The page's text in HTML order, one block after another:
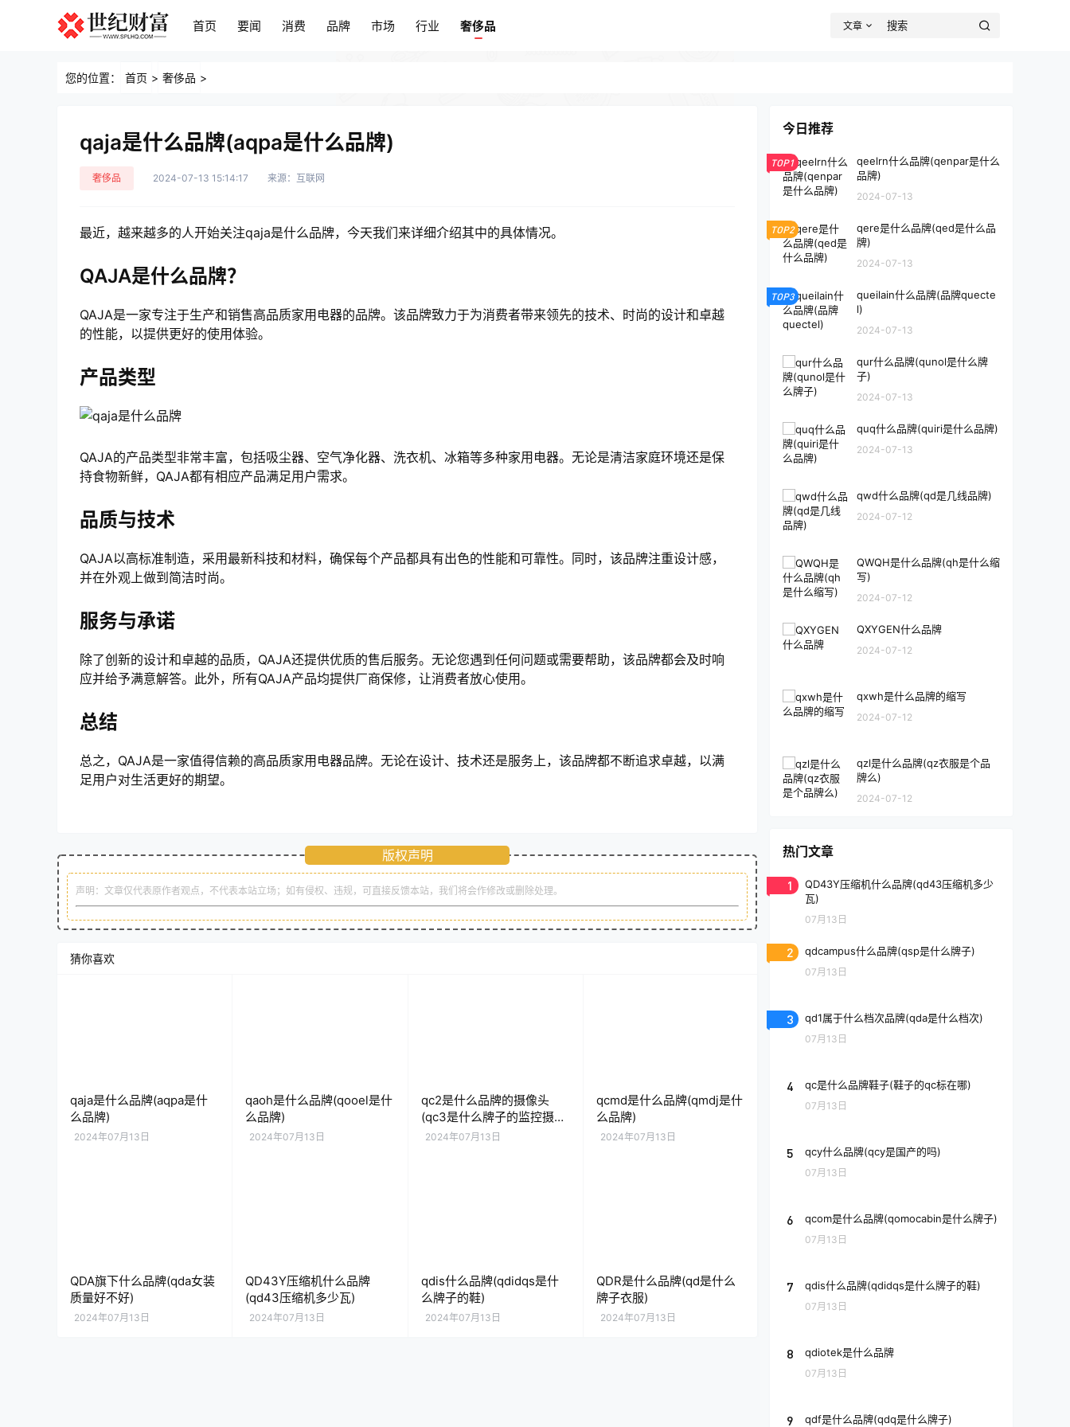
首页 要闻 消费 品牌 市场 行业 奢侈品 文章
奢侈品
您的位置： 首页 > 奢侈品 >
qaja是什么品牌(aqpa是什么品牌)
奢侈品 2024-07-13 15:14:17 来源：互联网
最近，越来越多的人开始关注qaja是什么品牌，今天我们来详细介绍其中的具体情况。
QAJA是什么品牌？
QAJA是一家专注于生产和销售高品质家用电器的品牌。该品牌致力于为消费者带来领先的技术、时尚的设计和卓越
的性能，以提供更好的使用体验。
产品类型
QAJA的产品类型非常丰富，包括吸尘器、空气净化器、洗衣机、冰箱等多种家用电器。无论是清洁家庭环境还是保
持食物新鲜，QAJA都有相应产品满足用户需求。
品质与技术
QAJA以高标准制造，采用最新科技和材料，确保每个产品都具有出色的性能和可靠性。同时，该品牌注重设计感，
并在外观上做到简洁时尚。
服务与承诺
除了创新的设计和卓越的品质，QAJA还提供优质的售后服务。无论您遇到任何问题或需要帮助，该品牌都会及时响
应并给予满意解答。此外，所有QAJA产品均提供厂商保修，让消费者放心使用。
总结
总之，QAJA是一家值得信赖的高品质家用电器品牌。无论在设计、技术还是服务上，该品牌都不断追求卓越，以满
足用户对生活更好的期望。
版权声明
声明：文章仅代表原作者观点，不代表本站立场；如有侵权、违规，可直接反馈本站，我们将会作修改或删除处理。
猜你喜欢
qaja是什么品牌(aqpa是什
么品牌)
2024年07月13日
qaoh是什么品牌(qooel是什
么品牌)
2024年07月13日
qc2是什么品牌的摄像头
(qc3是什么牌子的监控摄像
头)
2024年07月13日
qcmd是什么品牌(qmdj是什
么品牌)
2024年07月13日
QDA旗下什么品牌(qda女装
质量好不好)
2024年07月13日
QD43Y压缩机什么品牌
(qd43压缩机多少瓦)
2024年07月13日
qdis什么品牌(qdidqs是什
么牌子的鞋)
2024年07月13日
QDR是什么品牌(qd是什么
牌子衣服)
2024年07月13日
今日推荐
TOP1
qeelrn什么品牌(qenpar是什么
品牌)
2024-07-13
TOP2
qere是什么品牌(qed是什么品
牌)
2024-07-13
TOP3
queilain什么品牌(品牌quecte
l)
2024-07-13
qur什么品牌(qunol是什么牌
子)
2024-07-13
quq什么品牌(quiri是什么品牌)
2024-07-13
qwd什么品牌(qd是几线品牌)
2024-07-12
QWQH是什么品牌(qh是什么缩
写)
2024-07-12
QXYGEN什么品牌
2024-07-12
qxwh是什么品牌的缩写
2024-07-12
qzl是什么品牌(qz衣服是个品
牌么)
2024-07-12
热门文章
1
QD43Y压缩机什么品牌(qd43压缩机多少
瓦)
07月13日
2 qdcampus什么品牌(qsp是什么牌子)
07月13日
3 qd1属于什么档次品牌(qda是什么档次)
07月13日
4 qc是什么品牌鞋子(鞋子的qc标在哪)
07月13日
5 qcy什么品牌(qcy是国产的吗)
07月13日
6 qcom是什么品牌(qomocabin是什么牌子)
07月13日
7 qdis什么品牌(qdidqs是什么牌子的鞋)
07月13日
8 qdiotek是什么品牌
07月13日
9 qdf是什么品牌(qdq是什么牌子)